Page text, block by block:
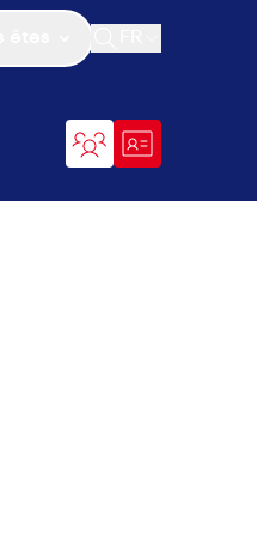
Ouvrir la